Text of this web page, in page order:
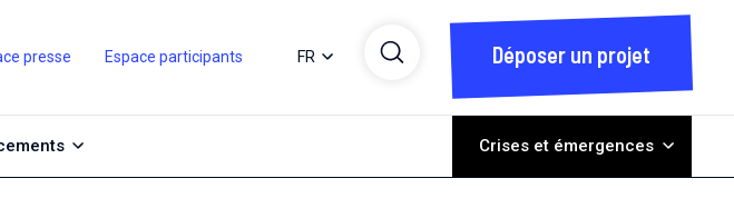
presse Espace participants FR Déposer un projet
Crises et émergences